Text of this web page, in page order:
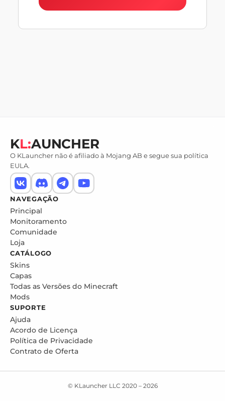
KL:AUNCHER
O KLauncher não é afiliado à Mojang AB e segue sua política
EULA.
NAVEGAÇÃO
Principal
Monitoramento
Comunidade
Loja
CATÁLOGO
Skins
Capas
Todas as Versões do Minecraft
Mods
SUPORTE
Ajuda
Acordo de Licença
Política de Privacidade
Contrato de Oferta
© KLauncher LLC 2020 – 2026